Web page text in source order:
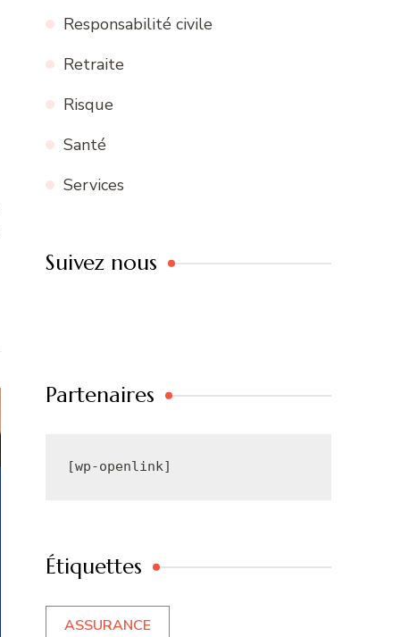
Responsabilité civile
Retraite
Risque
Santé
Services
Suivez nous
Partenaires
[wp-openlink]
Étiquettes
ASSURANCE